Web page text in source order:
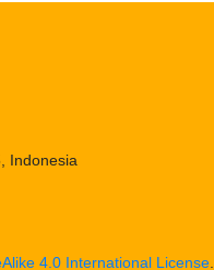
Indonesia
4.0 International License.